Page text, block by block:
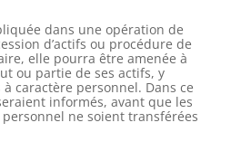
dans une opération de
d’actifs ou procédure de
elle pourra être amenée à
ou partie de ses actifs, y
caractère personnel. Dans ce
informés, avant que les
ne soient transférées